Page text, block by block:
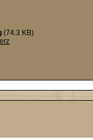
(74.3 KB)